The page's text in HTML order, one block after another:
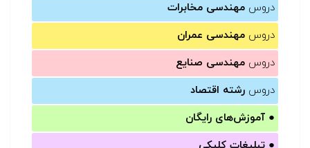
دروس مهندسی مخابرات
دروس مهندسی عمران
دروس مهندسی صنایع
دروس رشته اقتصاد
● آموزش‌های رایگان